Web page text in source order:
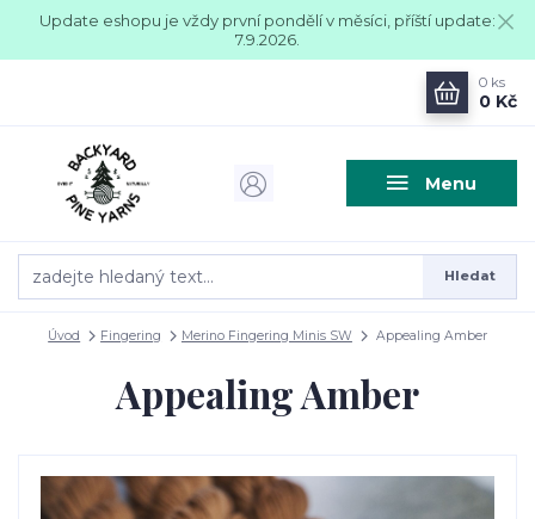
Update eshopu je vždy první pondělí v měsíci, příští update:
7.9.2026.
Menu
Hledat
0 ks
0 Kč
Úvod Fingering Merino Fingering Minis SW Appealing Amber
Appealing Amber